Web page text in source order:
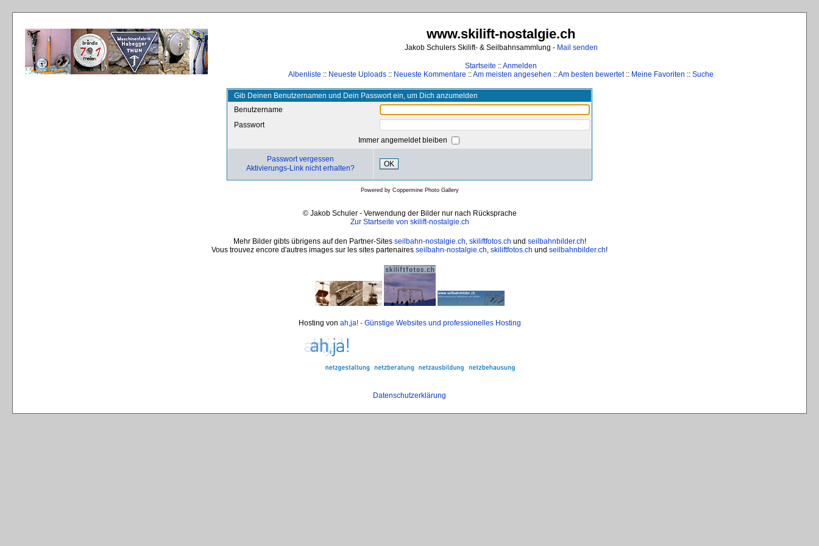
www.skilift-nostalgie.ch
Jakob Schulers Skilift- & Seilbahnsammlung - Mail senden
Startseite ::Anmelden
Albenliste :: Neueste Uploads :: Neueste Kommentare ::Am meisten angesehen ::Am besten bewertet:: Meine Favoriten :: Suche
Gib Deinen Benutzernamen und Dein Passwort ein, um Dich anzumelden
Benutzername
Passwort
Immer angemeldet bleiben
Passwort vergessen
Aktivierungs-Link nicht erhalten?
OK
Powered by Coppermine Photo Gallery
© Jakob Schuler - Verwendung der Bilder nur nach Rücksprache
Zur Startseite von skilift-nostalgie.ch
Mehr Bilder gibts übrigens auf den Partner-Sites seilbahn-nostalgie.ch, skiliftfotos.ch und seilbahnbilder.ch!
Vous trouvez encore d'autres images sur les sites partenaires seilbahn-nostalgie.ch, skiliftfotos.ch und seilbahnbilder.ch!
Hosting von ah,ja! - Günstige Websites und professionelles Hosting
Datenschutzerklärung